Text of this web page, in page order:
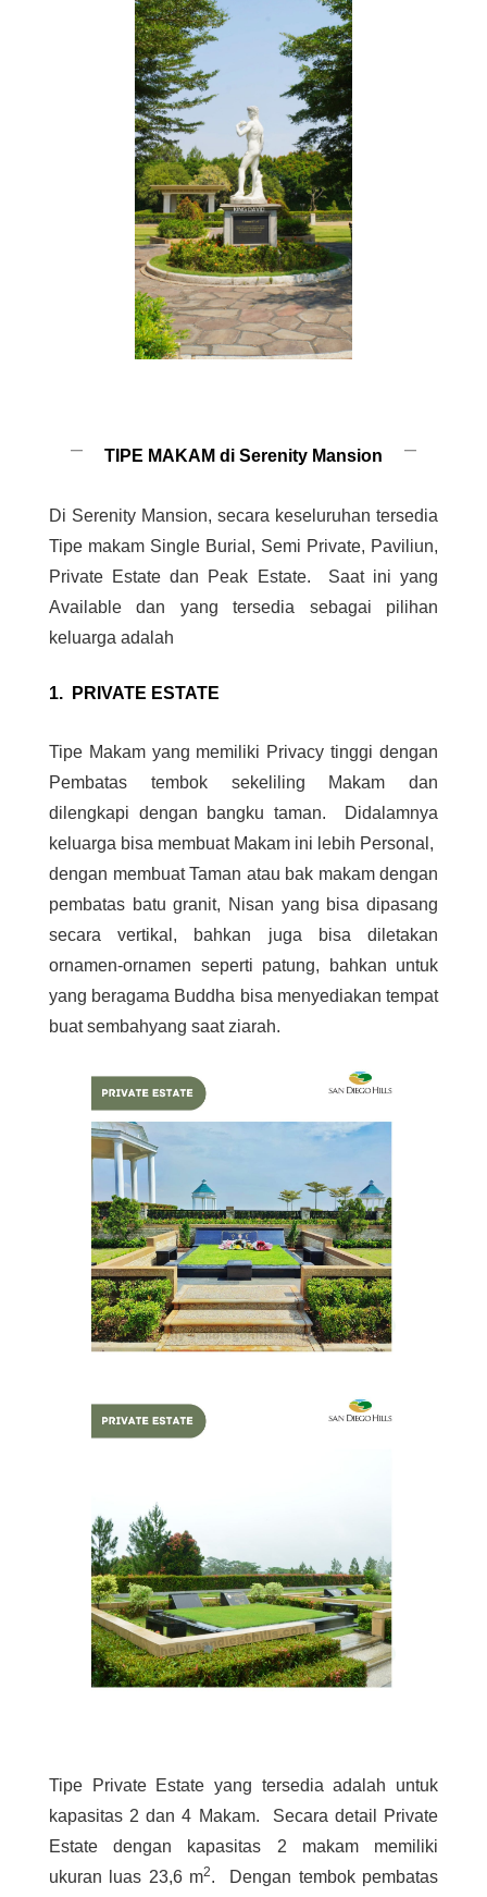
TIPE MAKAM di Serenity Mansion
Di Serenity Mansion, secara keseluruhan tersedia
Tipe makam Single Burial, Semi Private, Paviliun,
Private Estate dan Peak Estate. Saat ini yang
Available dan yang tersedia sebagai pilihan
keluarga adalah
1. PRIVATE ESTATE
Tipe Makam yang memiliki Privacy tinggi dengan
Pembatas tembok sekeliling Makam dan
dilengkapi dengan bangku taman. Didalamnya
keluarga bisa membuat Makam ini lebih Personal,
dengan membuat Taman atau bak makam dengan
pembatas batu granit, Nisan yang bisa dipasang
secara vertikal, bahkan juga bisa diletakan
ornamen-ornamen seperti patung, bahkan untuk
yang beragama Buddha bisa menyediakan tempat
buat sembahyang saat ziarah.
Tipe Private Estate yang tersedia adalah untuk
kapasitas 2 dan 4 Makam. Secara detail Private
Estate dengan kapasitas 2 makam memiliki
ukuran luas 23,6 m2.
Dengan tembok pembatas